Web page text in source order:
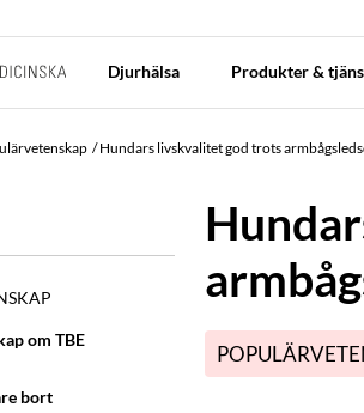
Djurhälsa Produkter &
Hundars livskvalitet god trots
om TBE
bort